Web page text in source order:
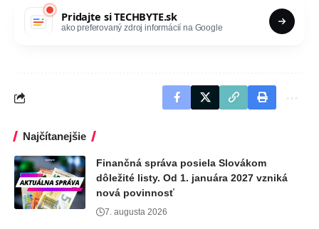
Pridajte siTECHBYTE.sk
ako preferovaný zdroj informácií na Google
Najčítanejšie
Finančná správa posiela Slovákom
dôležité listy. Od 1. januára 2027 vzniká
nová povinnosť
7. augusta 2026